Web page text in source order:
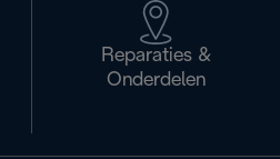
Reparaties &
Onderdelen